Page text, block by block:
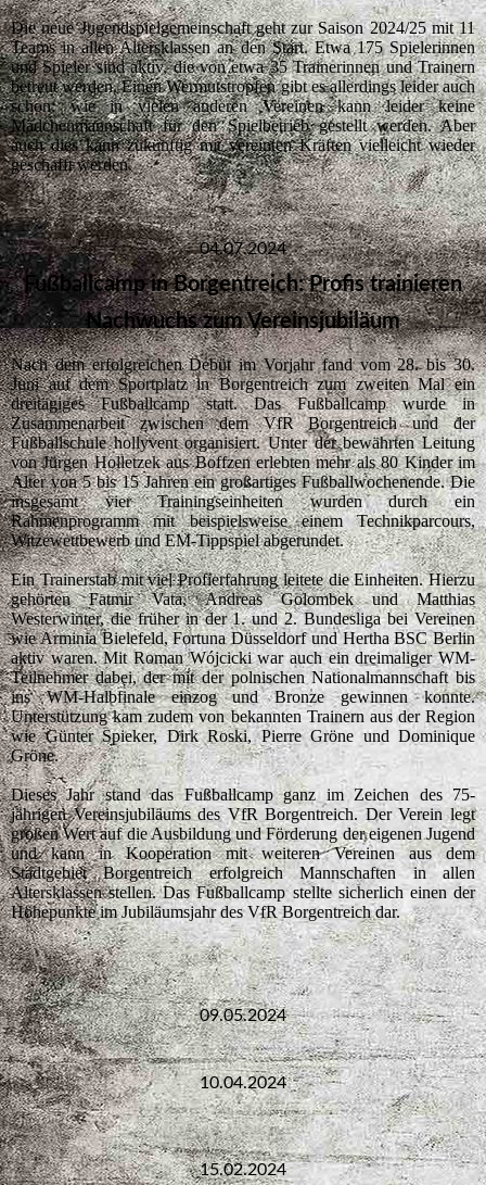
Die neue Jugendspielgemeinschaft geht zur Saison 2024/25 mit 11
Teams in allen Altersklassen an den Start. Etwa 175 Spielerinnen
und Spieler sind aktiv, die von etwa 35 Trainerinnen und Trainern
betreut werden. Einen Wermutstropfen gibt es allerdings leider auch
schon: wie in vielen anderen Vereinen kann leider keine
Mädchenmannschaft für den Spielbetrieb gestellt werden. Aber
auch dies kann zukünftig mit vereinten Kräften vielleicht wieder
geschafft werden.
04.07.2024
Fußballcamp in Borgentreich: Profis trainieren
Nachwuchs zum Vereinsjubiläum
Nach dem erfolgreichen Debüt im Vorjahr fand vom 28. bis 30.
Juni auf dem Sportplatz in Borgentreich zum zweiten Mal ein
dreitägiges Fußballcamp statt. Das Fußballcamp wurde in
Zusammenarbeit zwischen dem VfR Borgentreich und der
Fußballschule hollyvent organisiert. Unter der bewährten Leitung
von Jürgen Holletzek aus Boffzen erlebten mehr als 80 Kinder im
Alter von 5 bis 15 Jahren ein großartiges Fußballwochenende. Die
insgesamt vier Trainingseinheiten wurden durch ein
Rahmenprogramm mit beispielsweise einem Technikparcours,
Witzewettbewerb und EM-Tippspiel abgerundet.
Ein Trainerstab mit viel Profierfahrung leitete die Einheiten. Hierzu
gehörten Fatmir Vata, Andreas Golombek und Matthias
Westerwinter, die früher in der 1. und 2. Bundesliga bei Vereinen
wie Arminia Bielefeld, Fortuna Düsseldorf und Hertha BSC Berlin
aktiv waren. Mit Roman Wójcicki war auch ein dreimaliger WM-
Teilnehmer dabei, der mit der polnischen Nationalmannschaft bis
ins WM-Halbfinale einzog und Bronze gewinnen konnte.
Unterstützung kam zudem von bekannten Trainern aus der Region
wie Günter Spieker, Dirk Roski, Pierre Gröne und Dominique
Gröne.
Dieses Jahr stand das Fußballcamp ganz im Zeichen des 75-
jährigen Vereinsjubiläums des VfR Borgentreich. Der Verein legt
großen Wert auf die Ausbildung und Förderung der eigenen Jugend
und kann in Kooperation mit weiteren Vereinen aus dem
Stadtgebiet Borgentreich erfolgreich Mannschaften in allen
Altersklassen stellen. Das Fußballcamp stellte sicherlich einen der
Höhepunkte im Jubiläumsjahr des VfR Borgentreich dar.
09.05.2024
10.04.2024
15.02.2024